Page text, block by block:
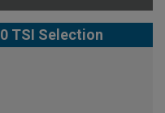
TSI Selection